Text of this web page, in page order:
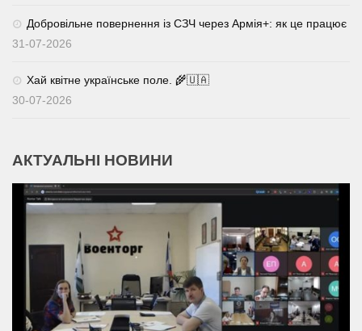
Добровільне повернення із СЗЧ через Армія+: як це працює
31-07-2026
Хай квітне українське поле. 🌾🇺🇦
30-07-2026
АКТУАЛЬНІ НОВИНИ